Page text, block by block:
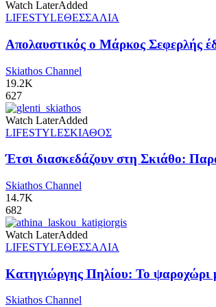
Watch LaterAdded
LIFESTYLEΘΕΣΣΑΛΙΑ
Απολαυστικός ο Μάρκος Σεφερλής
Skiathos Channel
19.2K
627
Watch LaterAdded
LIFESTYLEΣΚΙΑΘΟΣ
Έτσι διασκεδάζουν στη Σκιάθο:
Skiathos Channel
14.7K
682
Watch LaterAdded
LIFESTYLEΘΕΣΣΑΛΙΑ
Κατηγιώργης Πηλίου: Το ψαροχώρι με
Skiathos Channel